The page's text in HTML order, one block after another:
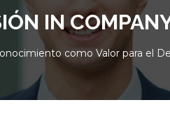
IN
como Valor para el